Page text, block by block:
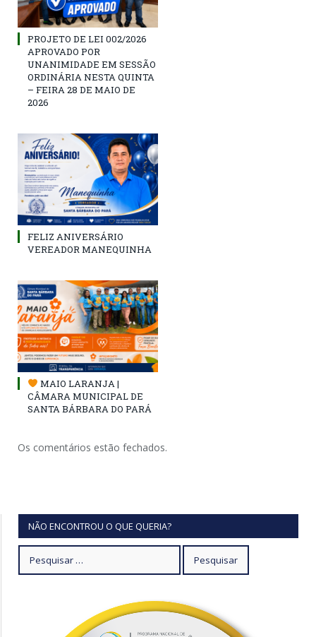
PROJETO DE LEI 002/2026
APROVADO POR
UNANIMIDADE EM SESSÃO
ORDINÁRIA NESTA QUINTA
– FEIRA 28 DE MAIO DE
2026
FELIZ ANIVERSÁRIO
VEREADOR MANEQUINHA
MAIO LARANJA |
CÂMARA MUNICIPAL DE
SANTA BÁRBARA DO PARÁ
Os comentários estão fechados.
NÃO ENCONTROU O QUE QUERIA?